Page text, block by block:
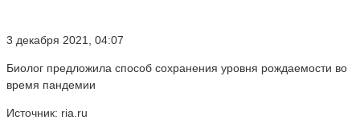
3 декабря 2021, 04:07
Биолог предложила способ сохранения уровня рождаемости во
время пандемии
Источник: ria.ru